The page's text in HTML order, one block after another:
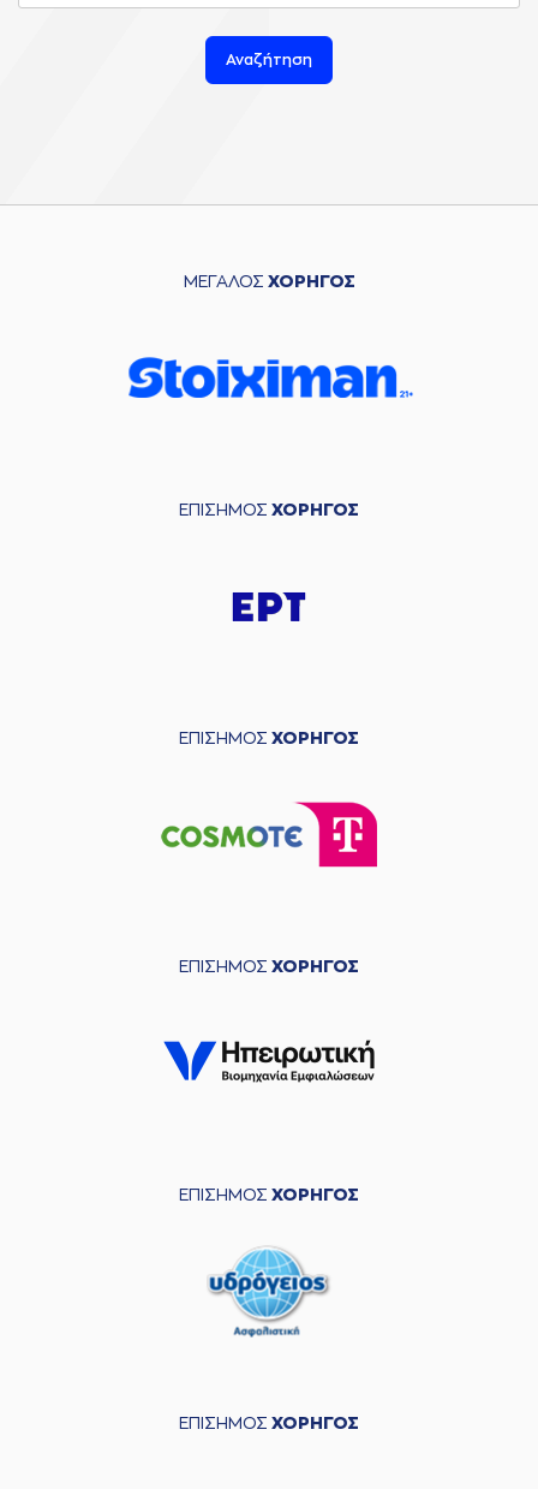
Αναζήτηση
ΜΕΓΑΛΟΣ ΧΟΡΗΓΟΣ
ΕΠΙΣΗΜΟΣ ΧΟΡΗΓΟΣ
ΕΠΙΣΗΜΟΣ ΧΟΡΗΓΟΣ
ΕΠΙΣΗΜΟΣ ΧΟΡΗΓΟΣ
ΕΠΙΣΗΜΟΣ ΧΟΡΗΓΟΣ
ΕΠΙΣΗΜΟΣ ΧΟΡΗΓΟΣ